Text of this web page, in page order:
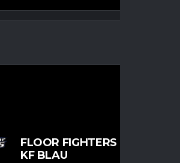
U13
FLOOR FIGHTERS CHEMNITZ
KF BLAU